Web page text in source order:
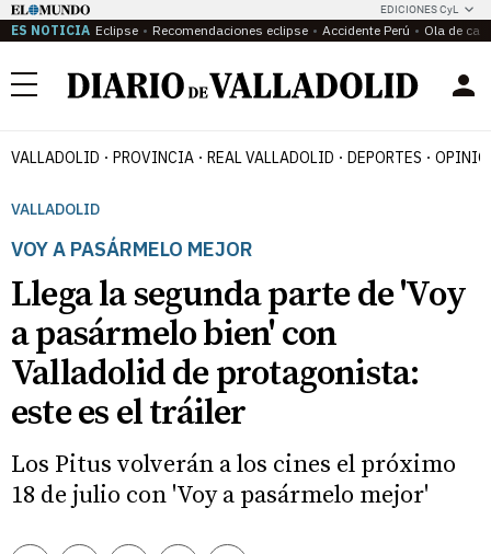
EDICIONES CyL
ES NOTICIA Eclipse Recomendaciones eclipse Accidente Perú Ola de
Menú
VALLADOLID PROVINCIA REAL VALLADOLID DEPORTES
VALLADOLID
VOY A PASÁRMELO MEJOR
Llega la segunda parte de 'Voy
a pasármelo bien' con
Valladolid de protagonista:
este es el tráiler
Los Pitus volverán a los cines el próximo
18 de julio con 'Voy a pasármelo mejor'